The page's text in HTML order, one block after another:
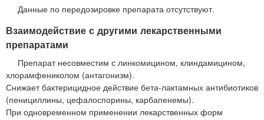
Данные по передозировке препарата отсутствуют.
Взаимодействие с другими лекарственными
препаратами
Препарат несовместим с линкомицином, клиндамицином,
хлорамфениколом (антагонизм).
Снижает бактерицидное действие бета-лактамных антибиотиков
(пенициллины, цефалоспорины, карбапенемы).
При одновременном применении лекарственных форм